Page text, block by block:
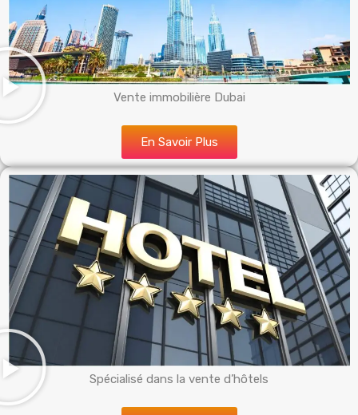
Vente immobilière Dubai
En Savoir Plus
Spécialisé dans la vente d’hôtels